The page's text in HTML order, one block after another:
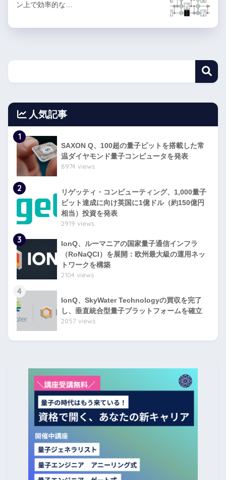
ン上で効率的な…
人気記事
1
SAXON Q、100超の量子ビットを搭載した常
温ダイヤモンド量子コンピュータを発表
8974 views
2
リゲッティ・コンピューティング、1,000量子
ビット達成に向け英国に1億ドル（約150億円
相当）投資を発表
2919 views
3
IonQ、ルーマニアの国家量子通信インフラ
（RoNaQCI）を展開：欧州最大級の運用ネッ
トワークを構築
2104 views
4
IonQ、SkyWater Technologyの買収を完了
し、垂直統合型量子プラットフォームを確立
2057 views